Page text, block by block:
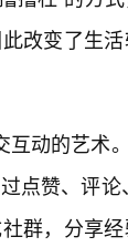
改变了生
动的艺术
点赞、评
群，分享经